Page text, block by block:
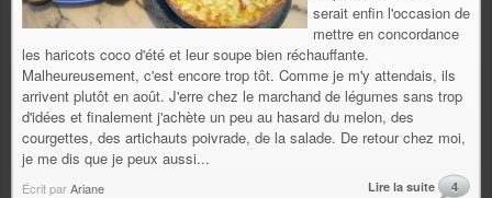
serait enfin l'occasion de
mettre en concordance
les haricots coco d'été et leur soupe bien réchauffante.
Malheureusement, c'est encore trop tôt. Comme je m'y attendais, ils
arrivent plutôt en août. J'erre chez le marchand de légumes sans trop
d'idées et finalement j'achète un peu au hasard du melon, des
courgettes, des artichauts poivrade, de la salade. De retour chez moi,
je me dis que je peux aussi...
Écrit parAriane Lire la suite 4